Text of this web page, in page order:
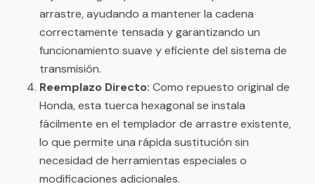
arrastre, ayudando a mantener la cadena
correctamente tensada y garantizando un
funcionamiento suave y eficiente del sistema de
transmisión.
Reemplazo Directo: Como repuesto original de
Honda, esta tuerca hexagonal se instala
fácilmente en el templador de arrastre existente,
lo que permite una rápida sustitución sin
necesidad de herramientas especiales o
modificaciones adicionales.